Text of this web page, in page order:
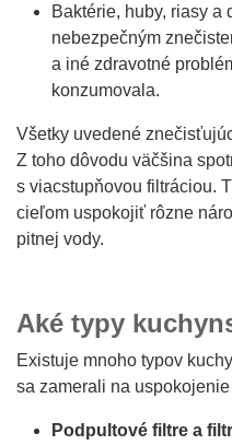
Baktérie, huby, riasy a
nebezpečným
a iné zdravotné
konzumovala.
Všetky uvedené
Z toho dôvodu väčšina
s viacstupňovou filtráciou.
cieľom uspokojiť rôzne
pitnej vody.
Aké typy
Existuje mnoho typov
sa zamerali na
Podpultové filtre a